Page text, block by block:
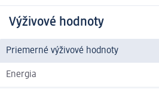
Výživové hodnoty
Priemerné výživové hodnoty
Energia